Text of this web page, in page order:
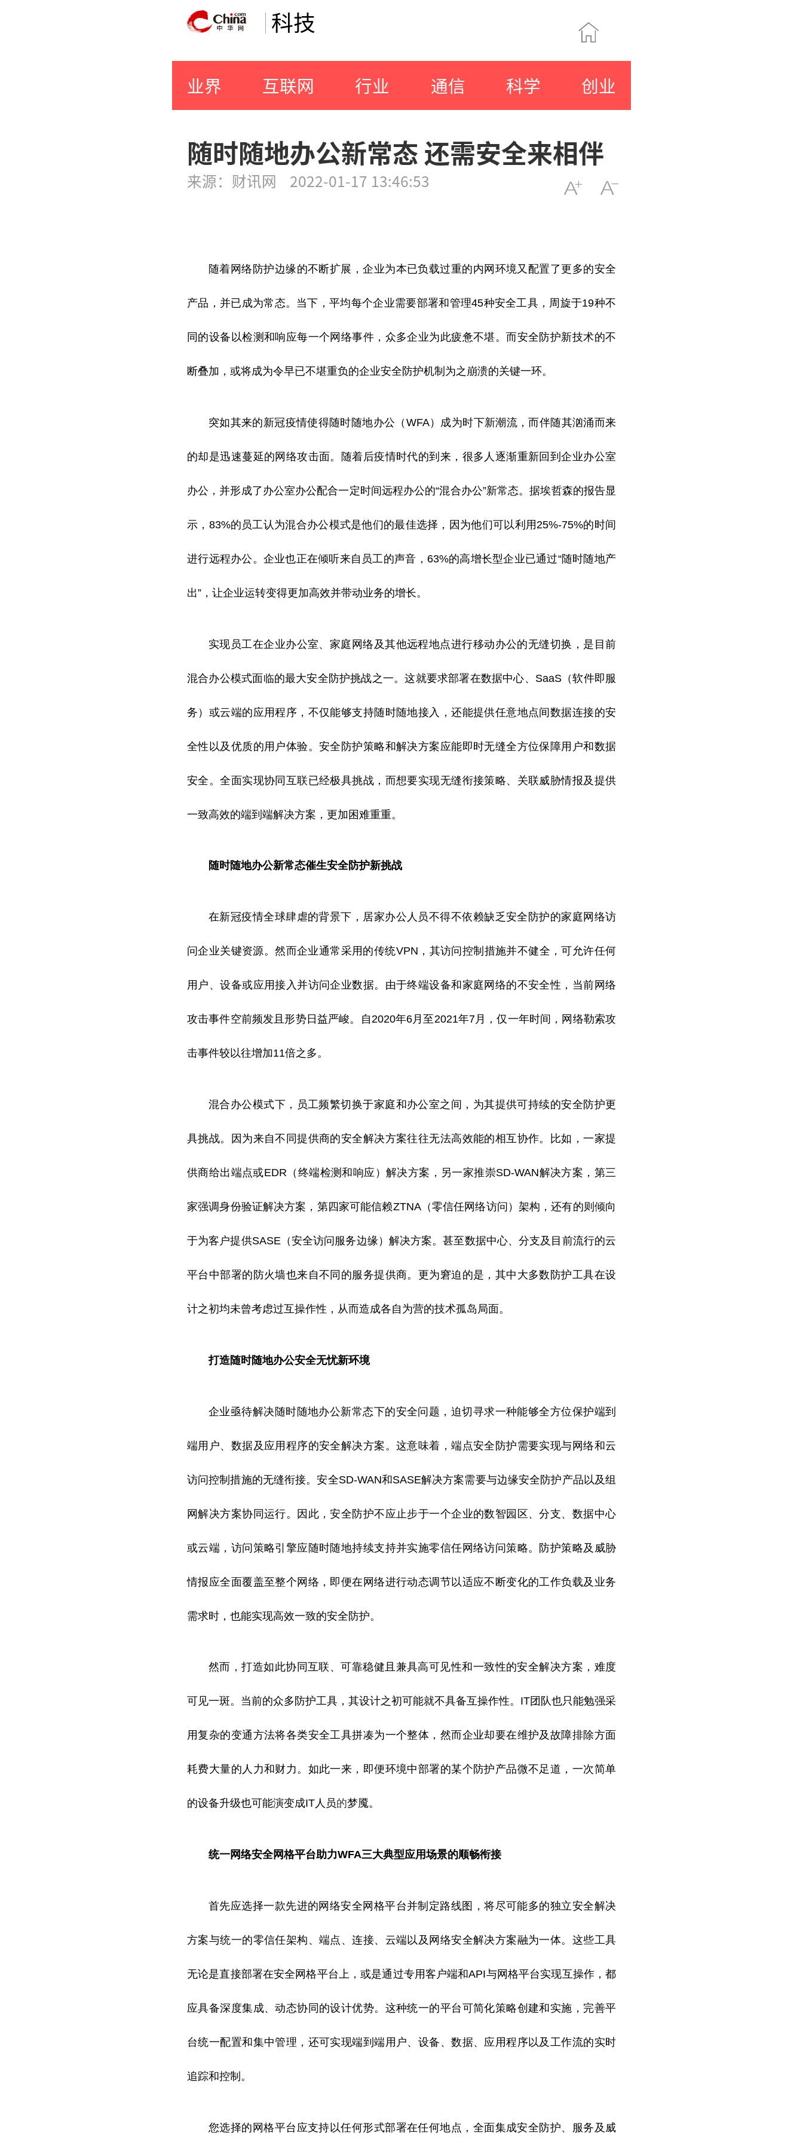
科技
业界 互联网 行业 通信 科学 创业
随时随地办公新常态 还需安全来相伴
来源：财讯网 2022-01-17 13:46:53
随着网络防护边缘的不断扩展，企业为本已负载过重的内网环境又配置了更多的安全
产品，并已成为常态。当下，平均每个企业需要部署和管理45种安全工具，周旋于19种不
同的设备以检测和响应每一个网络事件，众多企业为此疲惫不堪。而安全防护新技术的不
断叠加，或将成为令早已不堪重负的企业安全防护机制为之崩溃的关键一环。
突如其来的新冠疫情使得随时随地办公（WFA）成为时下新潮流，而伴随其汹涌而来
的却是迅速蔓延的网络攻击面。随着后疫情时代的到来，很多人逐渐重新回到企业办公室
办公，并形成了办公室办公配合一定时间远程办公的“混合办公”新常态。据埃哲森的报告显
示，83%的员工认为混合办公模式是他们的最佳选择，因为他们可以利用25%-75%的时间
进行远程办公。企业也正在倾听来自员工的声音，63%的高增长型企业已通过“随时随地产
出”，让企业运转变得更加高效并带动业务的增长。
实现员工在企业办公室、家庭网络及其他远程地点进行移动办公的无缝切换，是目前
混合办公模式面临的最大安全防护挑战之一。这就要求部署在数据中心、SaaS（软件即服
务）或云端的应用程序，不仅能够支持随时随地接入，还能提供任意地点间数据连接的安
全性 以及优质的用户体验。安全防护策略和解决方案应能即时无缝全方位保障用户和数据
安全。全面实现协同互联已经极具挑战，而想要实现无缝衔接策略、关联威胁情报及提供
一致高效的端到端解决方案，更加困难重重。
随时随地办公新常态催生安全防护新挑战
在新冠疫情全球肆虐的背景下，居家办公人员不得不依赖缺乏安全防护的家庭网络访
问企业关键资源。然而企业通常采用的传统VPN，其访问控制措施并不健全，可允许任何
用户、设备或应用接入并访问企业数据。由于终端设备和家庭网络的不安全性 ，当前网络
攻击事件空前频发且形势日益严峻。自2020年6月至2021年7月，仅一年时间，网络勒索攻
击事件较以往增加11倍之多。
混合办公模式下，员工频繁切换于家庭和办公室之间，为其提供可持续的安全防护更
具挑战。因为来自不同提供商的安全解决方案往往无法高效能的相互协作。比如，一家提
供商给出端点或EDR（终端检测和响应）解决方案，另一家推崇SD-WAN解决方案，第三
家强调身份验证解决方案，第四家可能信赖ZTNA（零信任网络访问）架构，还有的则倾向
于为客户提供SASE（安全访问服务边缘）解决方案。甚至数据中心、分支及目前流行的云
平台中部署的防火墙也来自不同的服务提供商。更为窘迫的是，其中大多数防护工具在设
计之初均未曾考虑过互操作性 ，从而造成各自为营的技术孤岛局面。
打造随时随地办公安全无忧新环境
企业亟待解决随时随地办公新常态下的安全问题，迫切寻求一种能够全方位保护端到
端用户、数据及应用程序的安全解决方案。这意味着，端点安全防护需要实现与网络和云
访问控制措施的无缝衔接。安全SD-WAN和SASE解决方案需要与边缘安全防护产品以及组
网解决方案协同运行。因此，安全防护不应止步于一个企业的数智园区、分支、数据中心
或云端，访问策略引擎应随时随地持续支持并实施零信任网络访问策略。防护策略及威胁
情报应全面覆盖至整个网络，即便在网络进行动态调节以适应不断变化的工作负载及业务
需求时，也能实现高效一致的安全防护。
然而，打造如此协同互联、可靠稳健且兼具高可见性和一致性的安全解决方案，难度
可见一斑。当前的众多防护工具，其设计之初可能就不具备互操作性。IT团队也只能勉强采
用复杂的变通方法将各类安全工具拼凑为一个整体，然而企业却要在维护及故障排除方面
耗费大量的人力和财力。如此一来，即便环境中部署的某个防护产品微不足道，一次简单
的设备升级也可能演变成IT人员的梦魇。
统一网络安全网格平台助力WFA三大典型应用场景的顺畅衔接
首先应选择一款先进的网络安全网格平台并制定路线图，将尽可能多的独立安全解决
方案与统一的零信任架构、端点、连接、云端以及网络安全解决方案融为一体。这些工具
无论是直接部署在安全网格平台上，或是通过专用客户端和API与网格平台实现互操作，都
应具备深度集成、动态协同的设计优势。这种统一的平台可简化策略创建和实施，完善平
台统一配置和集中管理，还可实现端到端用户、设备、数据、应用程序以及工作流的实时
追踪和控制。
您选择的网格平台应支持以任何形式部署在任何地点，全面集成安全防护、服务及威